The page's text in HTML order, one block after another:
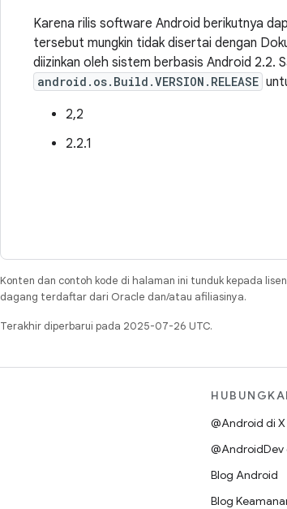
Karena rilis software Android berikutnya
tersebut mungkin tidak disertai dengan
diizinkan oleh sistem berbasis Android 2.2.
android.os.Build.VERSION.RELEASE
2,2
2.2.1
Konten dan contoh kode di halaman ini tunduk kepada
dagang terdaftar dari Oracle dan/atau afiliasinya.
Terakhir diperbarui pada 2025-07-26 UTC.
@Android di X
@AndroidDev
Blog Android
Blog